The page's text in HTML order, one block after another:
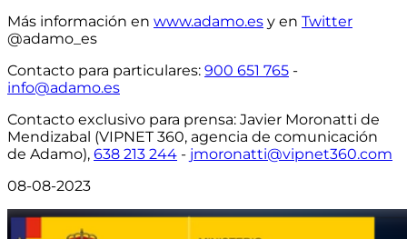
Más información en www.adamo.es y en Twitter
@adamo_es
Contacto para particulares: 900 651 765 -
info@adamo.es
Contacto exclusivo para prensa: Javier Moronatti de
Mendizabal (VIPNET 360, agencia de comunicación
de Adamo), 638 213 244 - jmoronatti@vipnet360.com
08-08-2023